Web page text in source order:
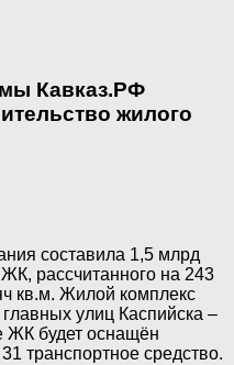
Кавказ.РФ
жилого
составила 1,5 млрд
рассчитанного на 243
кв.м. Жилой комплекс
улиц Каспийска –
ЖК будет оснащён
транспортное средство.